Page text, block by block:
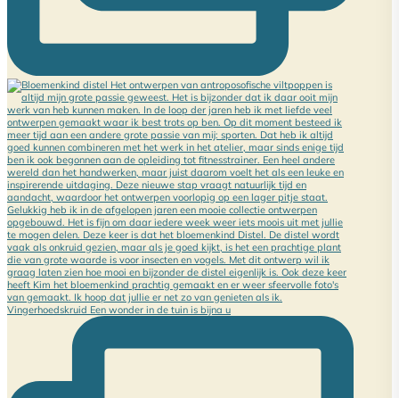
Vingerhoedskruid Een wonder in de tuin is bijna u